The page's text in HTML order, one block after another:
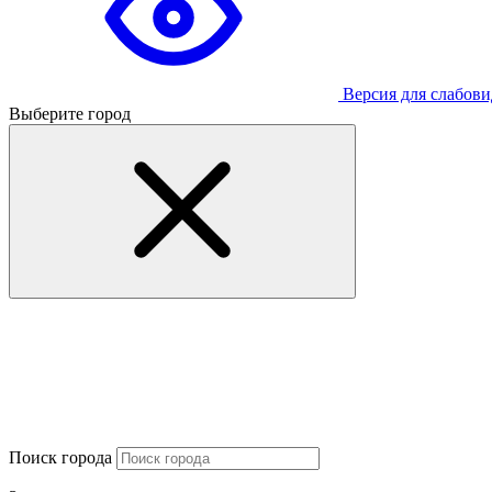
Версия для
Выберите город
Поиск города